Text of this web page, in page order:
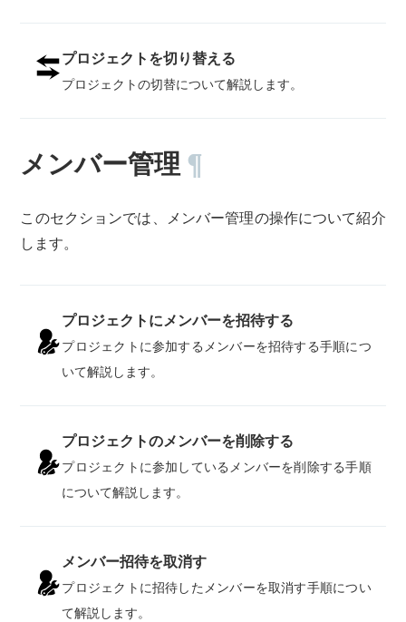
プロジェクトを切り替える
プロジェクトの切替について解説します。
メンバー管理¶
このセクションでは、メンバー管理の操作について紹介
します。
プロジェクトにメンバーを招待する
プロジェクトに参加するメンバーを招待する手順につ
いて解説します。
プロジェクトのメンバーを削除する
プロジェクトに参加しているメンバーを削除する手順
について解説します。
メンバー招待を取消す
プロジェクトに招待したメンバーを取消す手順につい
て解説します。